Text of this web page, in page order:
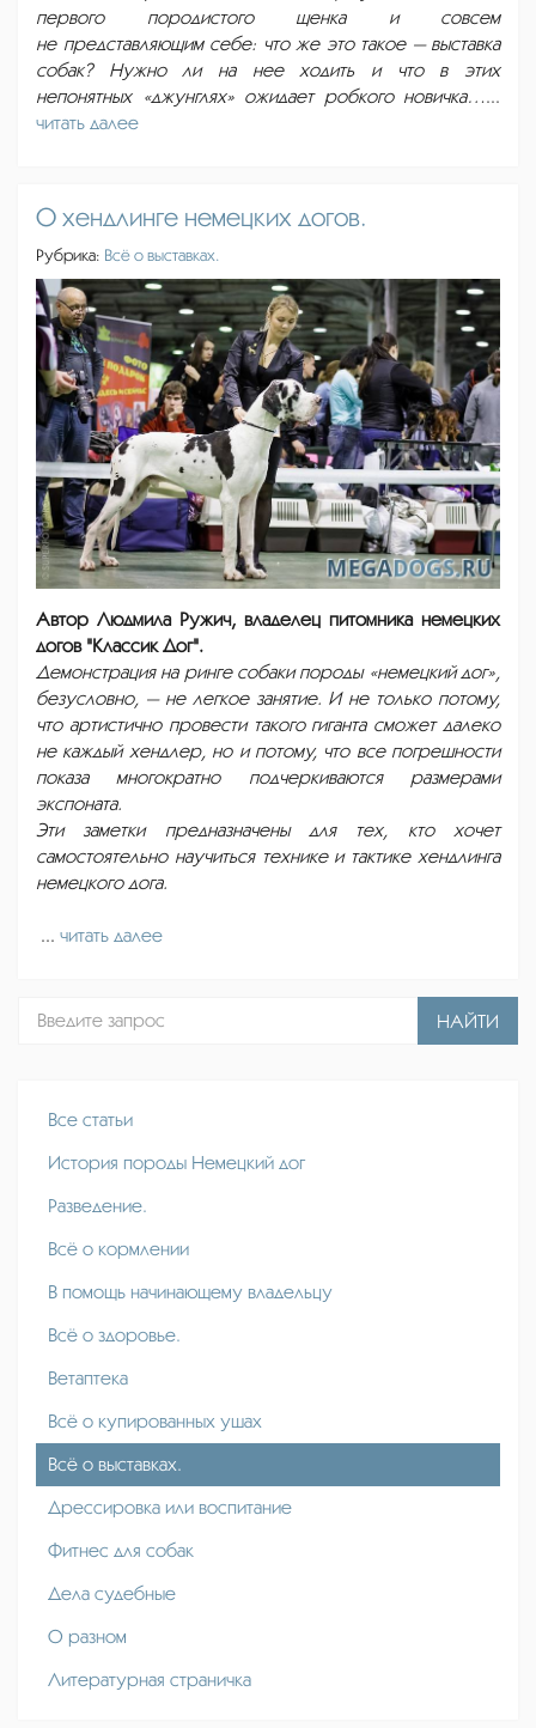
первого породистого щенка и совсем
не представляющим себе: что же это такое — выставка
собак? Нужно ли на нее ходить и что в этих
непонятных «джунглях» ожидает робкого новичка…...
читать далее
О хендлинге немецких догов.
Рубрика: Всё о выставках.
Автор Людмила Ружич, владелец питомника немецких
догов "Классик Дог".
Демонстрация на ринге собаки породы «немецкий дог»,
безусловно, — не легкое занятие. И не только потому,
что артистично провести такого гиганта сможет далеко
не каждый хендлер, но и потому, что все погрешности
показа многократно подчеркиваются размерами
экспоната.
Эти заметки предназначены для тех, кто хочет
самостоятельно научиться технике и тактике хендлинга
немецкого дога.
... читать далее
НАЙТИ
Все статьи
История породы Немецкий дог
Разведение.
Всё о кормлении
В помощь начинающему владельцу
Всё о здоровье.
Ветаптека
Всё о купированных ушах
Всё о выставках.
Дрессировка или воспитание
Фитнес для собак
Дела судебные
О разном
Литературная страничка